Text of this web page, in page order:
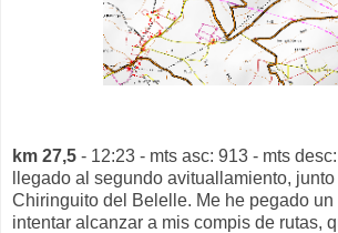
km 27,5 - 12:23 - mts asc: 913 - mts
llegado al segundo avituallamiento,
Chiringuito del Belelle. Me he pegado un
intentar alcanzar a mis compis de rutas,